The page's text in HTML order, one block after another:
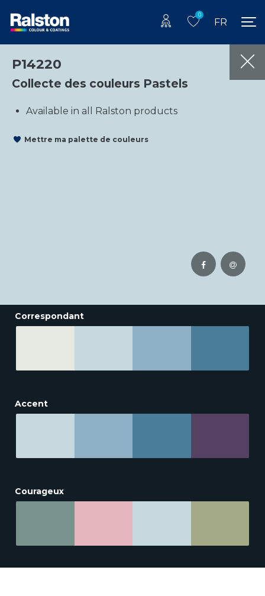
0
FR
P14220
Collecte des couleurs Pastels
Available in all Ralston products
Mettre ma palette de couleurs
Correspondant
Accent
Courageux